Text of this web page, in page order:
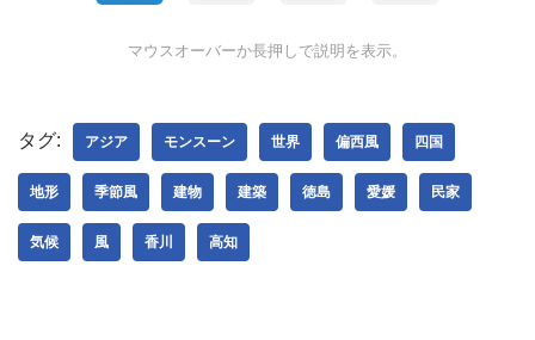
マウスオーバーか長押しで説明を表示。
タグ: アジア モンスーン 世界 偏西風 四国
地形 季節風 建物 建築 徳島 愛媛 民家
気候 風 香川 高知